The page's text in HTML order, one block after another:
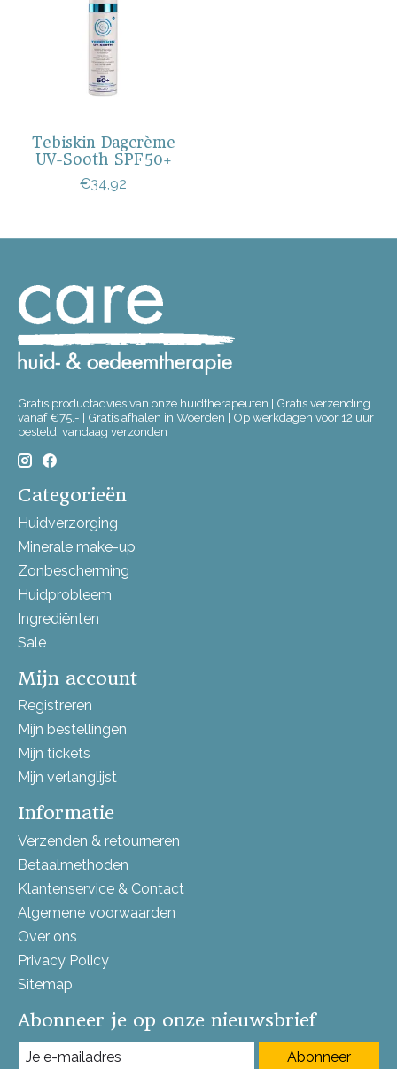
Tebiskin Dagcrème
UV-Sooth SPF50+
€34,92
Gratis productadvies van onze huidtherapeuten | Gratis verzending
vanaf €75,- | Gratis afhalen in Woerden | Op werkdagen voor 12 uur
besteld, vandaag verzonden
Categorieën
Huidverzorging
Minerale make-up
Zonbescherming
Huidprobleem
Ingrediënten
Sale
Mijn account
Registreren
Mijn bestellingen
Mijn tickets
Mijn verlanglijst
Informatie
Verzenden & retourneren
Betaalmethoden
Klantenservice & Contact
Algemene voorwaarden
Over ons
Privacy Policy
Sitemap
Abonneer je op onze nieuwsbrief
Abonneer